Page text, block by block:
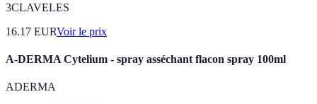
3CLAVELES
16.17 EURVoir le prix
A-DERMA Cytelium - spray asséchant flacon spray 100ml
ADERMA